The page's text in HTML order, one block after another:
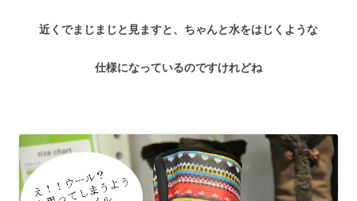
近くでまじまじと見ますと、ちゃんと水をはじくような
仕様になっているのですけれどね